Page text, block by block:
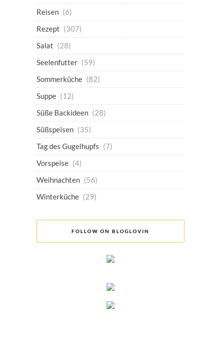
Reisen (6)
Rezept (307)
Salat (28)
Seelenfutter (59)
Sommerküche (82)
Suppe (12)
Süße Backideen (28)
Süßspeisen (35)
Tag des Gugelhupfs (7)
Vorspeise (4)
Weihnachten (56)
Winterküche (29)
FOLLOW ON BLOGLOVIN